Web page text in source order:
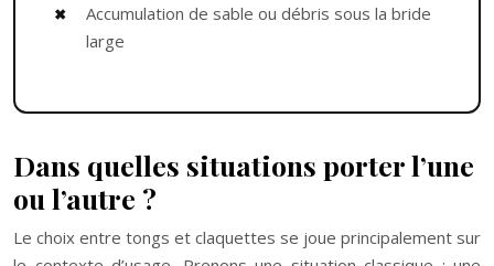
Accumulation de sable ou débris sous la bride
large
Dans quelles situations porter l’une
ou l’autre ?
Le choix entre tongs et claquettes se joue principalement sur